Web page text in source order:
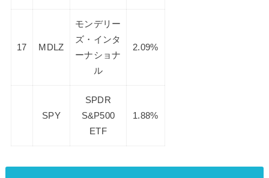
17 MDLZ
モンデリー
ズ・インタ
ーナショナ
ル
2.09%
SPY
SPDR
S&P500
ETF
1.88%